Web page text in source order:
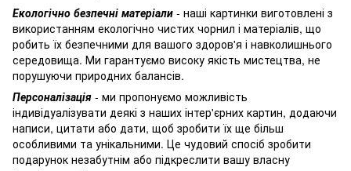
Екологічно безпечні матеріали - наші картинки виготовлені з
використанням екологічно чистих чорнил і матеріалів, що
робить їх безпечними для вашого здоров'я і навколишнього
середовища. Ми гарантуємо високу якість мистецтва, не
порушуючи природних балансів.
Персоналізація - ми пропонуємо можливість
індивідуалізувати деякі з наших інтер'єрних картин, додаючи
написи, цитати або дати, щоб зробити їх ще більш
особливими та унікальними. Це чудовий спосіб зробити
подарунок незабутнім або підкреслити вашу власну